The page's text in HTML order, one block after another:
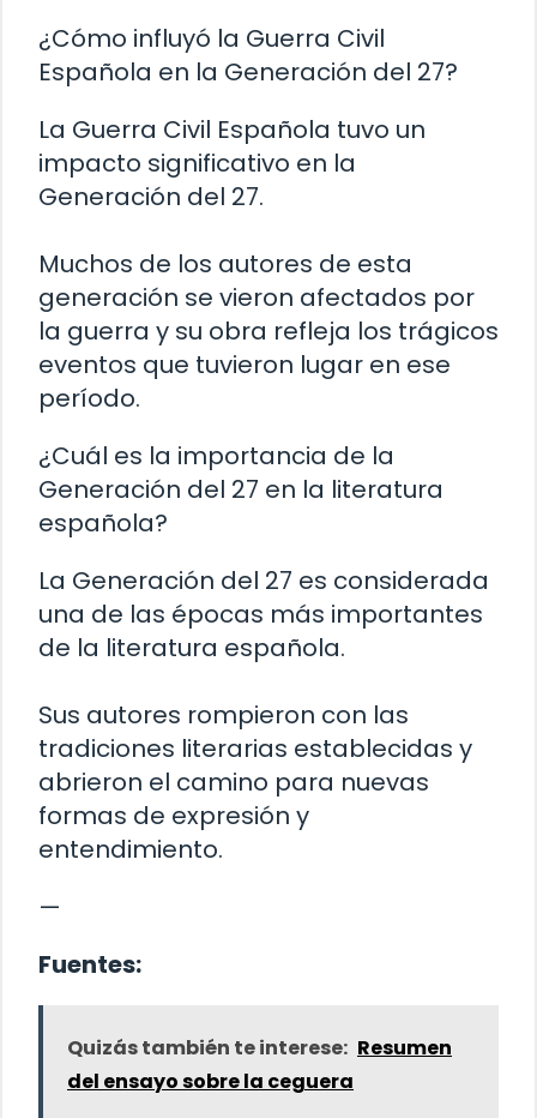
¿Cómo influyó la Guerra Civil
Española en la Generación del 27?
La Guerra Civil Española tuvo un
impacto significativo en la
Generación del 27.
Muchos de los autores de esta
generación se vieron afectados por
la guerra y su obra refleja los trágicos
eventos que tuvieron lugar en ese
período.
¿Cuál es la importancia de la
Generación del 27 en la literatura
española?
La Generación del 27 es considerada
una de las épocas más importantes
de la literatura española.
Sus autores rompieron con las
tradiciones literarias establecidas y
abrieron el camino para nuevas
formas de expresión y
entendimiento.
—
Fuentes:
Quizás también te interese: Resumen
del ensayo sobre la ceguera